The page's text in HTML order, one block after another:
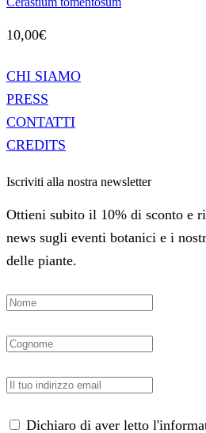
10,00€
CHI SIAMO
PRESS
CONTATTI
CREDITS
Iscriviti alla nostra newsletter
Ottieni subito il 10% di sconto e
news sugli eventi botanici e i
delle piante.
Dichiaro di aver letto